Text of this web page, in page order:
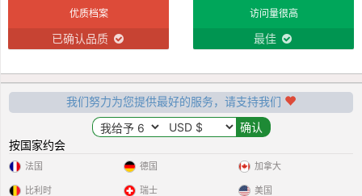
优质档案
已确认品质
访问量很高
最佳
我们努力为您提供最好的服务，请支持我们
按国家约会
法国
比利时
德国
瑞士
加拿大
美国